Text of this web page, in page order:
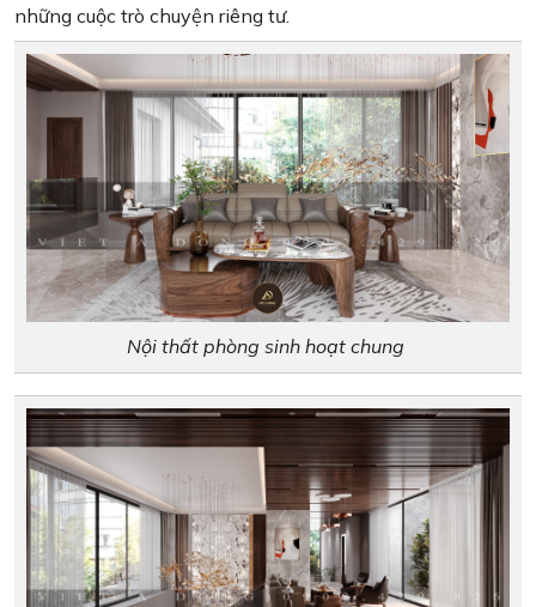
những cuộc trò chuyện riêng tư.
Nội thất phòng sinh hoạt chung